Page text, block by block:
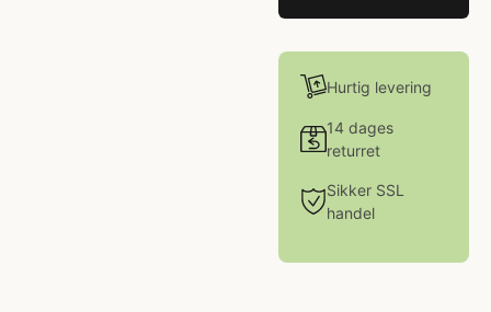
Hurtig levering
14 dages
returret
Sikker SSL
handel